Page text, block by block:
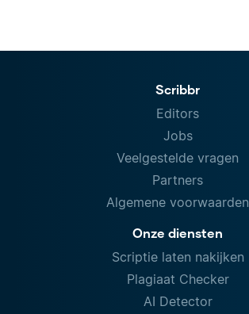
Scribbr
Editors
Jobs
Veelgestelde vragen
Partners
Algemene voorwaarden
Onze diensten
Scriptie laten nakijken
Plagiaat Checker
AI Detector